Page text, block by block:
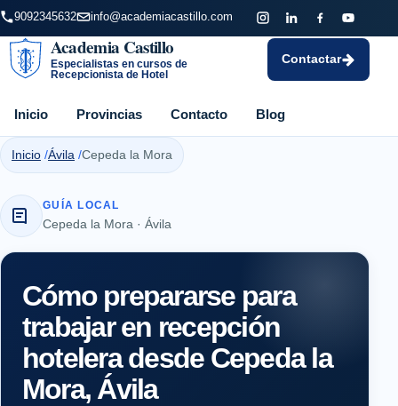
9092345632 info@academiacastillo.com
Academia Castillo
Especialistas en cursos de
Recepcionista de Hotel
Inicio Provincias Contacto Blog
Contactar
Inicio Ávila Cepeda la Mora
GUÍA LOCAL
Cepeda la Mora · Ávila
Cómo prepararse para
trabajar en recepción
hotelera desde Cepeda la
Mora, Ávila